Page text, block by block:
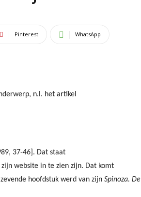
Pinterest WhatsApp
n.l. het artikel
37-46]. Dat staat
zijn website in te zien zijn. Dat komt
hoofdstuk werd van zijn Spinoza. De